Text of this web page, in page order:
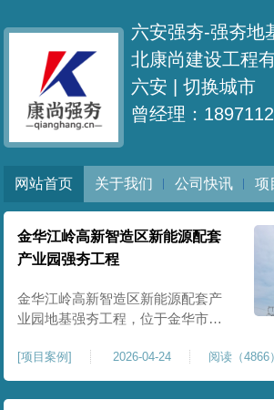
六安强夯-强夯地
北康尚建设工程
六安 |切换城市
曾经理：
网站首页 关于我们 公司快讯 项
金华江岭高新智造区新能源配套
产业园强夯工程
金华江岭高新智造区新能源配套产
业园地基强夯工程，位于金华市江
园区重点基建配套项目。本项目地
基强夯处理总面积40000㎡，施工范
围为新能源配套产业园核心建设地
[项目案例] 2026-04-24 阅读（4866）